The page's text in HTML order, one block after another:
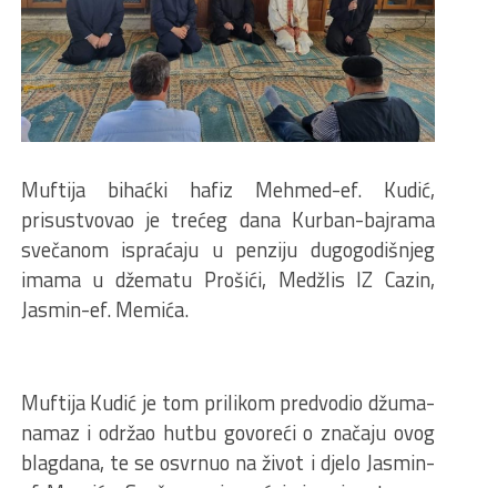
Muftija bihaćki hafiz Mehmed-ef. Kudić,
prisustvovao je trećeg dana Kurban-bajrama
svečanom ispraćaju u penziju dugogodišnjeg
imama u džematu Prošići, Medžlis IZ Cazin,
Jasmin-ef. Memića.
Muftija Kudić je tom prilikom predvodio džuma-
namaz i održao hutbu govoreći o značaju ovog
blagdana, te se osvrnuo na život i djelo Jasmin-